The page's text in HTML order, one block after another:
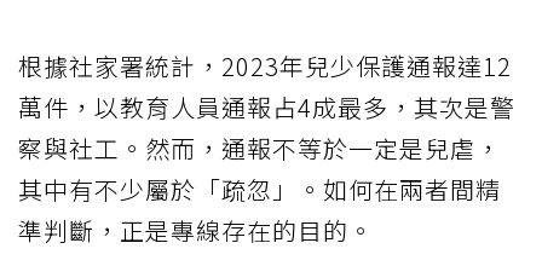
根據社家署統計，2023年兒少保護通報達12
萬件，以教育人員通報占4成最多，其次是警
察與社工。然而，通報不等於一定是兒虐，
其中有不少屬於「疏忽」。如何在兩者間精
準判斷，正是專線存在的目的。